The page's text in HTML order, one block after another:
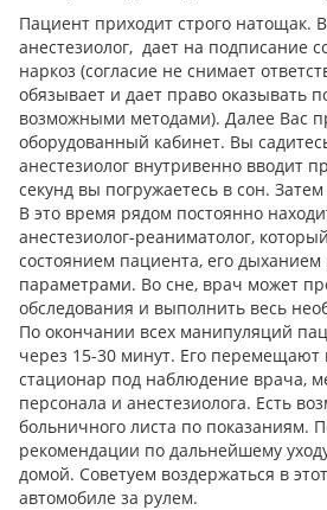
Пациент приходит строго натощак.
анестезиолог, дает на подписание
наркоз (согласие не снимает
обязывает и дает право оказывать
возможными методами). Далее Вас
оборудованный кабинет. Вы
анестезиолог внутривенно вводит
секунд вы погружаетесь в сон.
В это время рядом постоянно
анестезиолог-реаниматолог,
состоянием пациента, его
параметрами. Во сне, врач может
обследования и выполнить весь
По окончании всех манипуляций
через 15-30 минут. Его
стационар под наблюдение врача,
персонала и анестезиолога. Есть
больничного листа по показаниям.
рекомендации по дальнейшему
домой. Советуем воздержаться в
автомобиле за рулем.